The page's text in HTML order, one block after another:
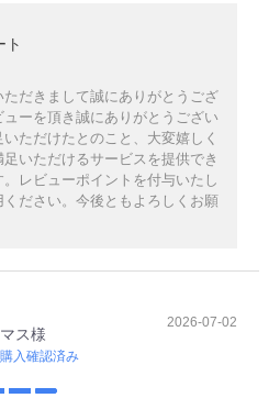
ト
だきまして誠にありがとうござ
ーを頂き誠にありがとうござい
ただけたとのこと、大変嬉しく
いただけるサービスを提供でき
レビューポイントを付与いたし
ください。今後ともよろしくお願
ス様
購入確認済み
2026-07-02